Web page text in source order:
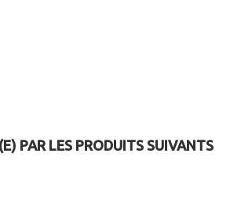
PAR LES PRODUITS SUIVANTS